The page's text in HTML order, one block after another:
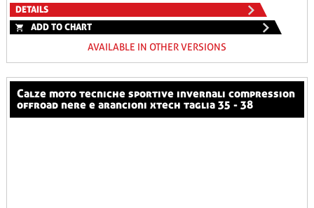
DETAILS
ADD TO CHART
AVAILABLE IN OTHER VERSIONS
calze moto tecniche sportive invernali compression
offroad nere e arancioni xtech taglia 35 - 38